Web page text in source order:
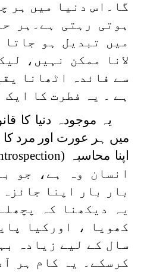
گا۔اس دنیا میں ہر
ہوتی رہتی ہے۔ہر
میں تبدیل ہو
لانا ممکن نہیں،
سے فائدہ اٹھانا
ہے ۔ یہ فطرت کا ایک
یہ موجودہ دنیا کا
میں ہر عورت اور مرد
اپنا محاسبہ
انسان وہ ہے، جو
بار بار اپنا
یہ دیکھنا کہ
کھویا ، اورکیا
سال کے لیے زیادہ
کرسکے۔ یہ کام ہر